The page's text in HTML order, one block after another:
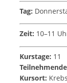
Tag:
Zeit: 10–11
Kurstage: 11
Kursort: